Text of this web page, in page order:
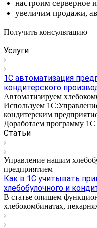
настроим серверное
увеличим продажи,
Получить консультацию
Услуги
1С автоматизация
кондитерского
Автоматизируем
Используем
кондитерским
Доработаем программу
Статьи
Управление нашим
предприятием
Как в 1С учитывать
хлебобулочного и
В статье опишем
хлебокомбинатах,